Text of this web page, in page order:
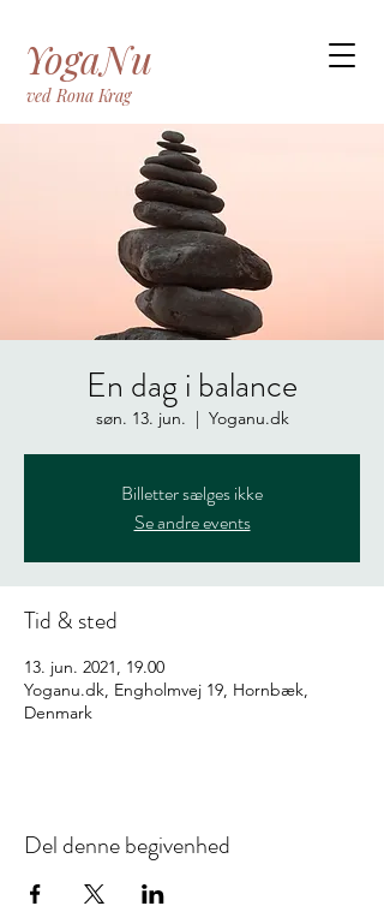
YogaNu
ved Rona Krag
En dag i balance
søn. 13. jun.
  |
Yoganu.dk
Billetter sælges ikke
Se andre events
Tid & sted
13. jun. 2021, 19.00
Yoganu.dk, Engholmvej 19, Hornbæk,
Denmark
Del denne begivenhed